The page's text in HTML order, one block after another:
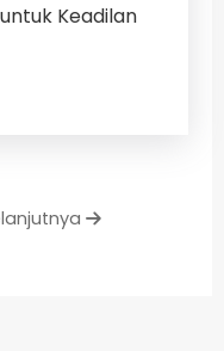
Keadilan